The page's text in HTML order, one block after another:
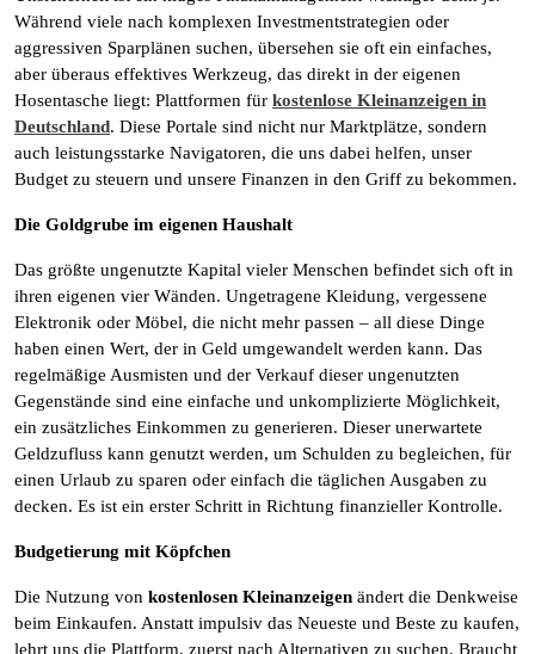
Während viele nach komplexen Investmentstrategien oder
aggressiven Sparplänen suchen, übersehen sie oft ein einfaches,
aber überaus effektives Werkzeug, das direkt in der eigenen
Hosentasche liegt: Plattformen für kostenlose Kleinanzeigen in
Deutschland. Diese Portale sind nicht nur Marktplätze, sondern
auch leistungsstarke Navigatoren, die uns dabei helfen, unser
Budget zu steuern und unsere Finanzen in den Griff zu bekommen.
Die Goldgrube im eigenen Haushalt
Das größte ungenutzte Kapital vieler Menschen befindet sich oft in
ihren eigenen vier Wänden. Ungetragene Kleidung, vergessene
Elektronik oder Möbel, die nicht mehr passen – all diese Dinge
haben einen Wert, der in Geld umgewandelt werden kann. Das
regelmäßige Ausmisten und der Verkauf dieser ungenutzten
Gegenstände sind eine einfache und unkomplizierte Möglichkeit,
ein zusätzliches Einkommen zu generieren. Dieser unerwartete
Geldzufluss kann genutzt werden, um Schulden zu begleichen, für
einen Urlaub zu sparen oder einfach die täglichen Ausgaben zu
decken. Es ist ein erster Schritt in Richtung finanzieller Kontrolle.
Budgetierung mit Köpfchen
Die Nutzung von kostenlosen Kleinanzeigen ändert die Denkweise
beim Einkaufen. Anstatt impulsiv das Neueste und Beste zu kaufen,
lehrt uns die Plattform, zuerst nach Alternativen zu suchen. Braucht